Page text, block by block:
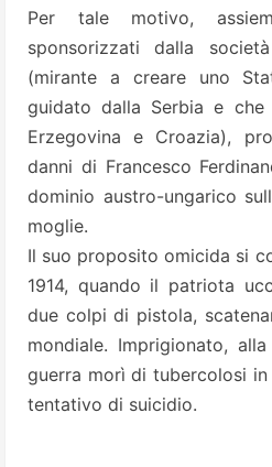
Per tale motivo,
sponsorizzati dalla
(mirante a creare uno
guidato dalla Serbia e che
Erzegovina e Croazia),
danni di Francesco
dominio austro-ungarico
moglie.
Il suo proposito omicida si
1914, quando il patriota
due colpi di pistola,
mondiale. Imprigionato,
guerra morì di tubercolosi
tentativo di suicidio.